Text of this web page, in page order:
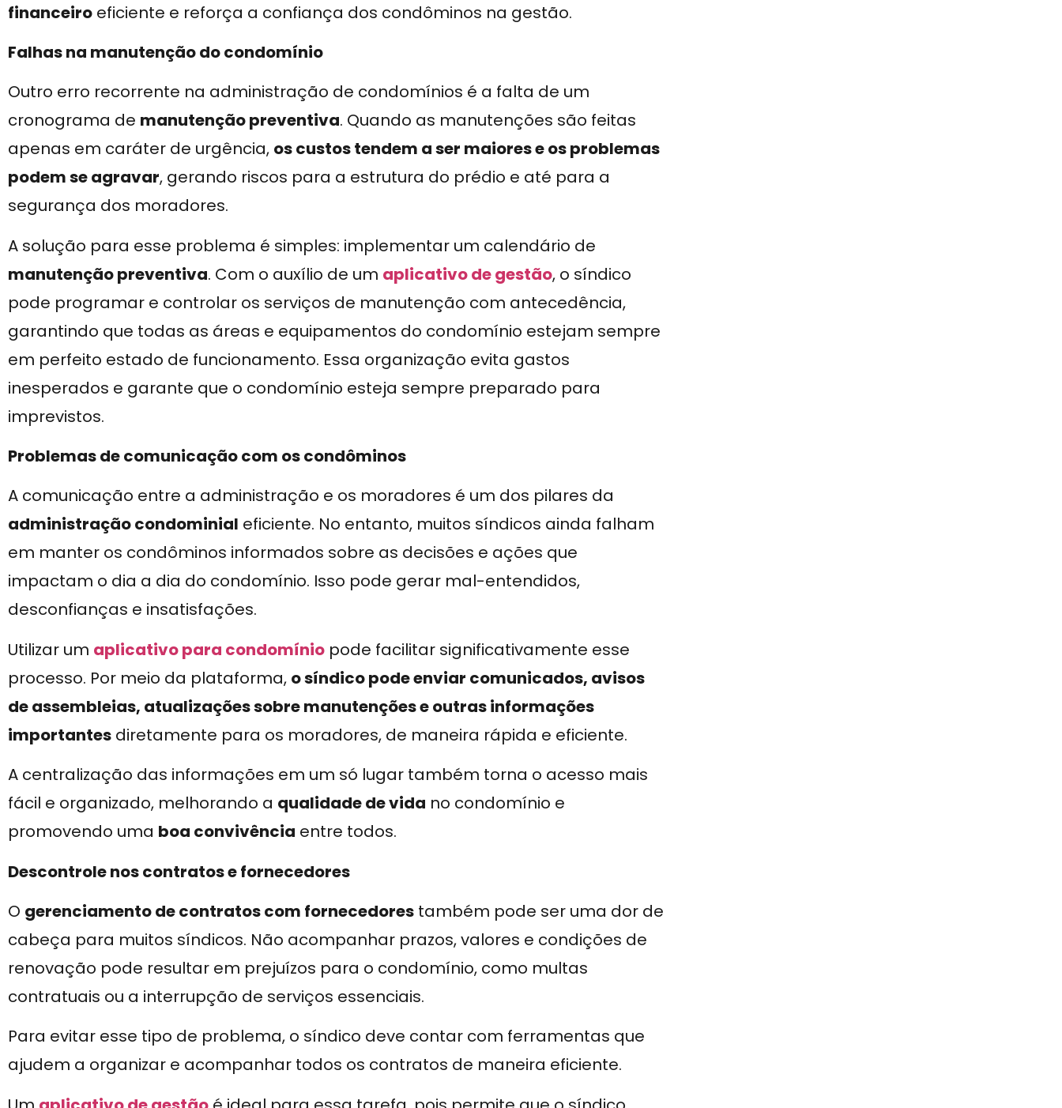
financeiro eficiente e reforça a confiança dos condôminos na gestão.
Falhas na manutenção do condomínio
Outro erro recorrente na administração de condomínios é a falta de um
cronograma de manutenção preventiva. Quando as manutenções são feitas
apenas em caráter de urgência, os custos tendem a ser maiores e os problemas
podem se agravar, gerando riscos para a estrutura do prédio e até para a
segurança dos moradores.
A solução para esse problema é simples: implementar um calendário de
manutenção preventiva. Com o auxílio de um aplicativo de gestão, o síndico
pode programar e controlar os serviços de manutenção com antecedência,
garantindo que todas as áreas e equipamentos do condomínio estejam sempre
em perfeito estado de funcionamento. Essa organização evita gastos
inesperados e garante que o condomínio esteja sempre preparado para
imprevistos.
Problemas de comunicação com os condôminos
A comunicação entre a administração e os moradores é um dos pilares da
administração condominial eficiente. No entanto, muitos síndicos ainda falham
em manter os condôminos informados sobre as decisões e ações que
impactam o dia a dia do condomínio. Isso pode gerar mal-entendidos,
desconfianças e insatisfações.
Utilizar um aplicativo para condomínio pode facilitar significativamente esse
processo. Por meio da plataforma, o síndico pode enviar comunicados, avisos
de assembleias, atualizações sobre manutenções e outras informações
importantes diretamente para os moradores, de maneira rápida e eficiente.
A centralização das informações em um só lugar também torna o acesso mais
fácil e organizado, melhorando a qualidade de vida no condomínio e
promovendo uma boa convivência entre todos.
Descontrole nos contratos e fornecedores
O gerenciamento de contratos com fornecedores também pode ser uma dor de
cabeça para muitos síndicos. Não acompanhar prazos, valores e condições de
renovação pode resultar em prejuízos para o condomínio, como multas
contratuais ou a interrupção de serviços essenciais.
Para evitar esse tipo de problema, o síndico deve contar com ferramentas que
ajudem a organizar e acompanhar todos os contratos de maneira eficiente.